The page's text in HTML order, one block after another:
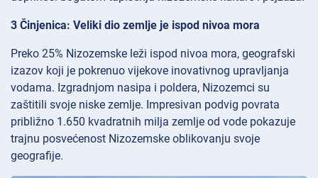
3 Činjenica: Veliki dio zemlje je ispod nivoa mora
Preko 25% Nizozemske leži ispod nivoa mora, geografski
izazov koji je pokrenuo vijekove inovativnog upravljanja
vodama. Izgradnjom nasipa i poldera, Nizozemci su
zaštitili svoje niske zemlje. Impresivan podvig povrata
približno 1.650 kvadratnih milja zemlje od vode pokazuje
trajnu posvećenost Nizozemske oblikovanju svoje
geografije.